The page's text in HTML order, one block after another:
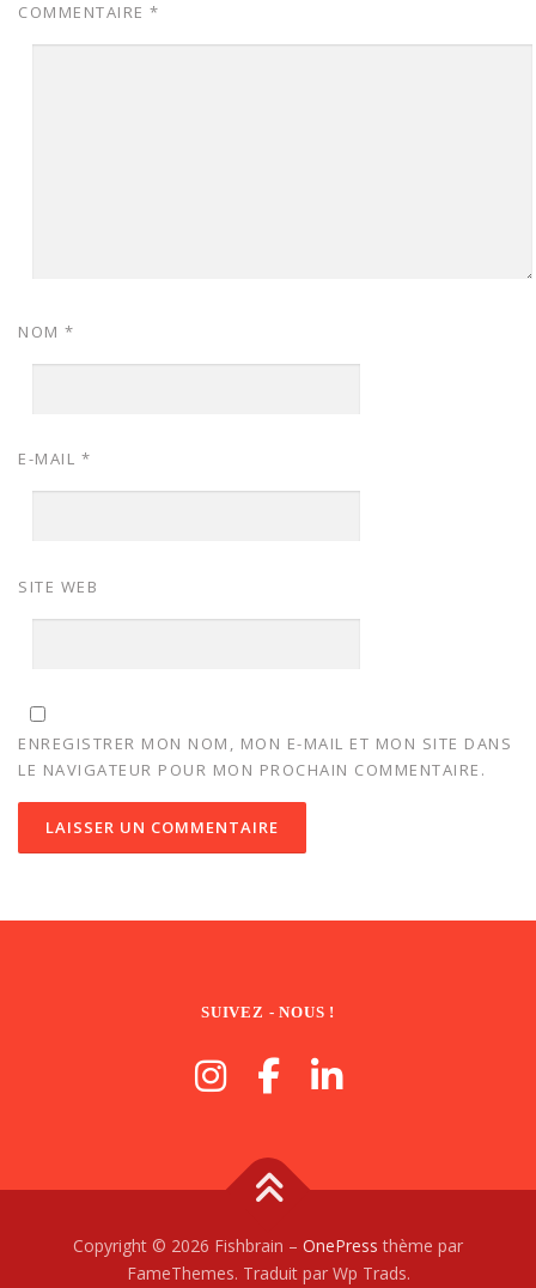
COMMENTAIRE *
NOM *
E-MAIL *
SITE WEB
ENREGISTRER MON NOM, MON E-MAIL ET MON SITE DANS
LE NAVIGATEUR POUR MON PROCHAIN COMMENTAIRE.
SUIVEZ - NOUS !
Copyright © 2026 Fishbrain – OnePress thème par
FameThemes. Traduit par Wp Trads.